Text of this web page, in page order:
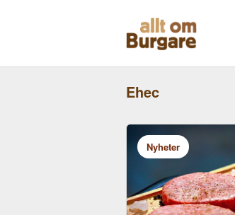
Ehec
Nyheter